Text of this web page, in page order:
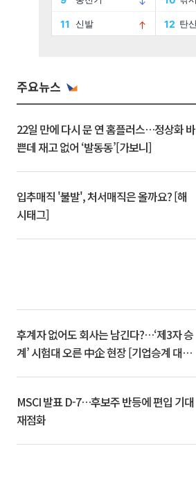
주요뉴스
22일 만에 다시 문 연 홈플러스…정상화 바
쁜데 재고 없어 ‘발동동’[가보니]
입추매직 '불발', 처서매직은 올까요? [해
시태그]
후계자 없어도 회사는 남긴다?…‘제3자 승
계’ 시험대 오른 中企 현장 [기업승계 대전
MSCI 발표 D-7…후보주 반등에 편입 기대
재점화